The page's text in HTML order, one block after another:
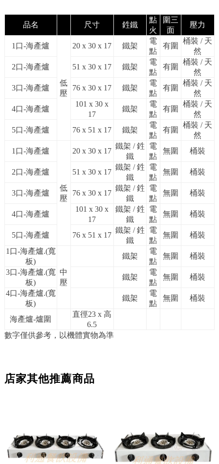
品名 尺寸 鉎鐵
點
火
圍三
面
壓力
1口-海產爐
低
壓
20 x 30 x 17 鐵架
電
點
有圍
桶裝 / 天
然
2口-海產爐
51 x 30 x 17 鐵架
電
點
有圍
桶裝 / 天
然
3口-海產爐
76 x 30 x 17 鐵架
電
點
有圍
桶裝 / 天
然
4口-海產爐
101 x 30 x
17
鐵架
電
點
有圍
桶裝 / 天
然
5口-海產爐
76 x 51 x 17 鐵架
電
點
有圍
桶裝 / 天
然
1口-海產爐
低
壓
20 x 30 x 17
鐵架 / 鉎
鐵
電
點
無圍 桶裝
2口-海產爐 51 x 30 x 17
鐵架 / 鉎
鐵
電
點
無圍 桶裝
3口-海產爐 76 x 30 x 17
鐵架 / 鉎
鐵
電
點
無圍 桶裝
4口-海產爐
101 x 30 x
17
鐵架 / 鉎
鐵
電
點
無圍 桶裝
5口-海產爐 76 x 51 x 17
鐵架 / 鉎
鐵
電
點
無圍
桶裝
1口-海產爐.(寬
板)
中
壓
鐵架
電
點
無圍
桶裝
3口-海產爐.(寬
板)
鐵架
電
點
無圍
桶裝
4口-海產爐.(寬
板)
鐵架
電
點
無圍 桶裝
海產爐-爐圍
直徑23 x 高
6.5
數字僅供參考，以機體實物為準
店家其他推薦商品